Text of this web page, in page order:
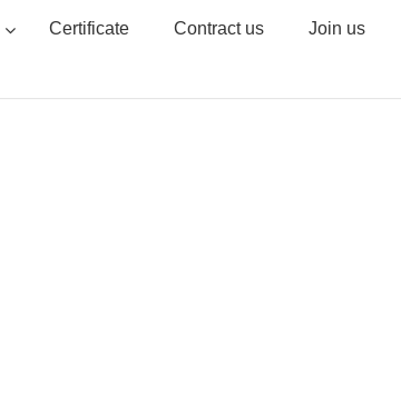
Certificate Contract us Join us